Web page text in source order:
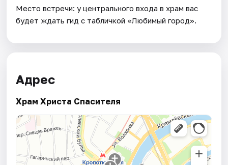
Место встречи: у центрального входа в храм вас
будет ждать гид с табличкой «Любимый город».
Адрес
Храм Христа Спасителя